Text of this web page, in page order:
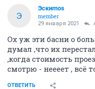
Э
Эскиmos
member
29 января 2021
Ох уж эти басни о
думал ,что их
,когда стоимость
смотрю - неееет , всё
ОТВЕТИТЬ